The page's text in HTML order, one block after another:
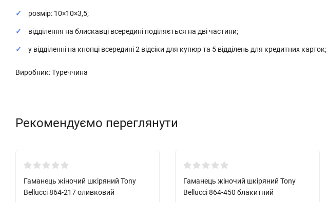
розмір: 10×10×3,5;
відділення на блискавці всередині поділяється на дві частини;
у відділенні на кнопці всередині 2 відсіки для купюр та 5 відділень для кредитних карток;
Виробник: Туреччина
Рекомендуємо переглянути
Хіт!
Гаманець жіночий шкіряний Tony
Bellucci 864-217 оливковий
Хіт!
Гаманець жіночий шкіряний Tony
Bellucci 864-450 блакитний